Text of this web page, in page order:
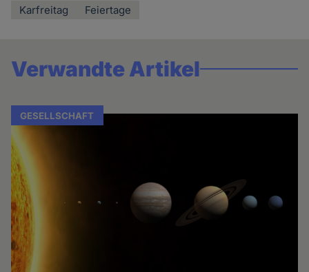
Karfreitag Feiertage
Verwandte Artikel
GESELLSCHAFT